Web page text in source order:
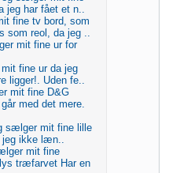
jeg har fået et n..
fine tv bord, som
som reol, da jeg ..
mit fine ur for
fine ur da jeg
ligger!. Uden fe..
mit fine D&G
med det mere.
sælger mit fine lille
jeg ikke læn..
mit fine
træfarvet Har en